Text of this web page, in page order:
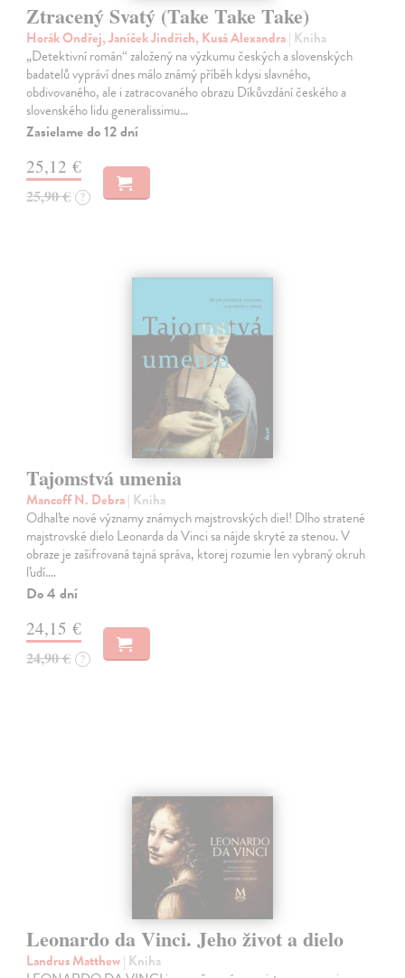
Ztracený Svatý (Take Take Take)
Horák Ondřej, Janíček Jindřich, Kusá Alexandra| Kniha
„Detektivní román“ založený na výzkumu českých a slovenských
badatelů vypráví dnes málo známý příběh kdysi slavného,
obdivovaného, ale i zatracovaného obrazu Díkůvzdání českého a
slovenského lidu generalissimu…
Zasielame do 12 dní
25,12 €
25,90 € ?
Tajomstvá umenia
Mancoff N. Debra| Kniha
Odhaľte nové významy známych majstrovských diel! Dlho stratené
majstrovské dielo Leonarda da Vinci sa nájde skryté za stenou. V
obraze je zašifrovaná tajná správa, ktorej rozumie len vybraný okruh
ľudí.…
Do 4 dní
24,15 €
24,90 € ?
Leonardo da Vinci. Jeho život a dielo
Landrus Matthew| Kniha